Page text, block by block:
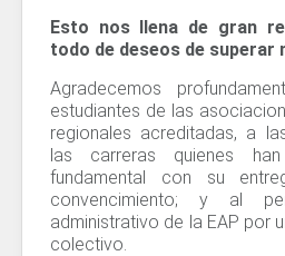
Esto nos llena de gran
todo de deseos de superar
Agradecemos
estudiantes de las
regionales acreditadas, a
las carreras quienes
fundamental con su
convencimiento; y al
administrativo de la EAP por
colectivo.